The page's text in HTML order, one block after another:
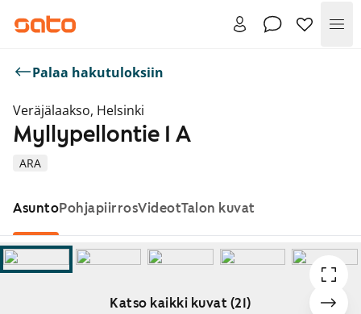
Palaa hakutuloksiin
Veräjälaakso, Helsinki
ARA
Myllypellontie 1 A
AsuntoPohjapiirrosVideotTalon kuvat
Katso kaikki kuvat (21)